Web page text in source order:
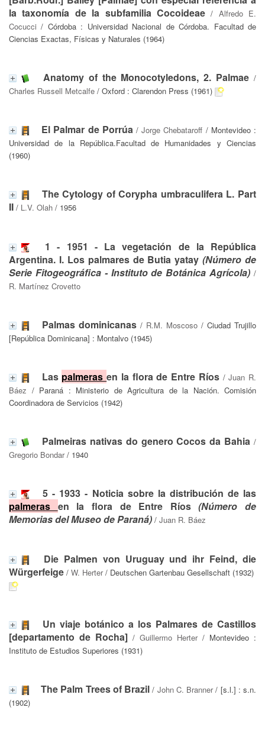
la taxonomía de la subfamilia Cocoideae/ Alfredo E.
Cocucci / Córdoba : Universidad Nacional de Córdoba. Facultad de
Ciencias Exactas, Físicas y Naturales (1964)
Anatomy of the Monocotyledons, 2. Palmae /
Charles Russell Metcalfe / Oxford : Clarendon Press (1961)
El Palmar de Porrúa/Jorge Chebataroff / Montevideo :
Universidad de la República.Facultad de Humanidades y Ciencias
(1960)
The Cytology of Corypha umbraculifera L. Part
II / L.V. Olah / 1956
1 - 1951 - La vegetación de la República
Argentina. I. Los palmares de Butia yatay (Número de
Serie Fitogeográfica - Instituto de Botánica Agrícola) /
R. Martínez Crovetto
Palmas dominicanas / R.M. Moscoso / Ciudad Trujillo
[República Dominicana] : Montalvo (1945)
Las palmerasen la flora de Entre Ríos/Juan R.
Báez / Paraná : Ministerio de Agricultura de la Nación. Comisión
Coordinadora de Servicios (1942)
Palmeiras nativas do genero Cocos da Bahia /
Gregorio Bondar/ 1940
5 - 1933 - Noticia sobre la distribución de las
palmeras en la flora de Entre Ríos(Número de
Memorias del Museo de Paraná) / Juan R. Báez
Die Palmen von Uruguay und ihr Feind, die
Würgerfeige / W. Herter/ Deutschen Gartenbau Gesellschaft (1932)
Un viaje botánico a los Palmares de Castillos
[departamento de Rocha] / Guillermo Herter/ Montevideo :
Instituto de Estudios Superiores (1931)
The Palm Trees of Brazil / John C. Branner/ [s.l.] : s.n.
(1902)